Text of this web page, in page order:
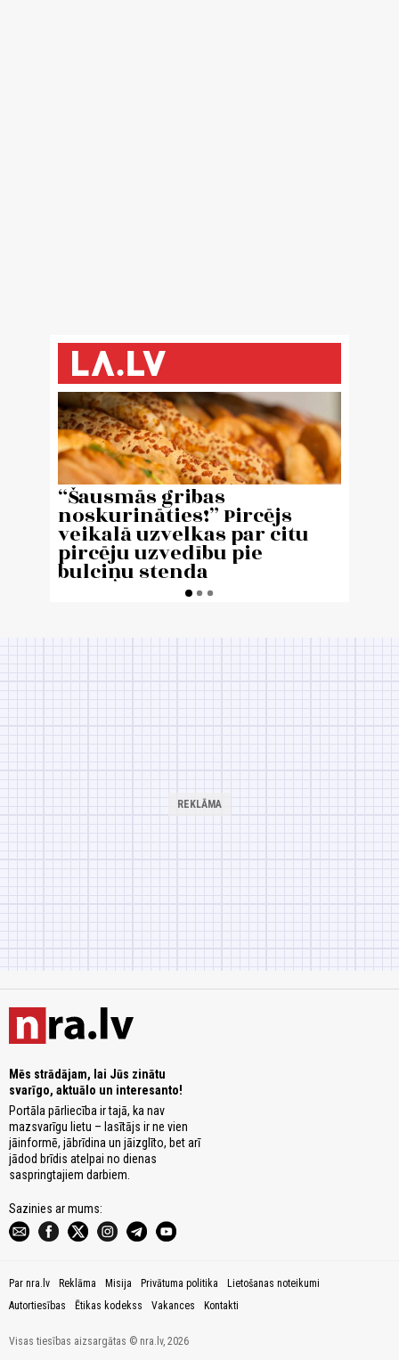
Mēs strādājam, lai Jūs zinātu
svarīgo, aktuālo un interesanto!
Portāla pārliecība ir tajā, ka nav
mazsvarīgu lietu – lasītājs ir ne vien
jāinformē, jābrīdina un jāizglīto, bet arī
jādod brīdis atelpai no dienas
saspringtajiem darbiem.
Sazinies ar mums:
Par nra.lv Reklāma Misija Privātuma politika
Lietošanas noteikumi
Autortiesības
Ētikas kodekss Vakances Kontakti
Visas tiesības aizsargātas © nra.lv, 2026